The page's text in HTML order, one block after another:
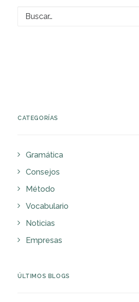
CATEGORÍAS
Gramática
Consejos
Método
Vocabulario
Noticias
Empresas
ÚLTIMOS BLOGS